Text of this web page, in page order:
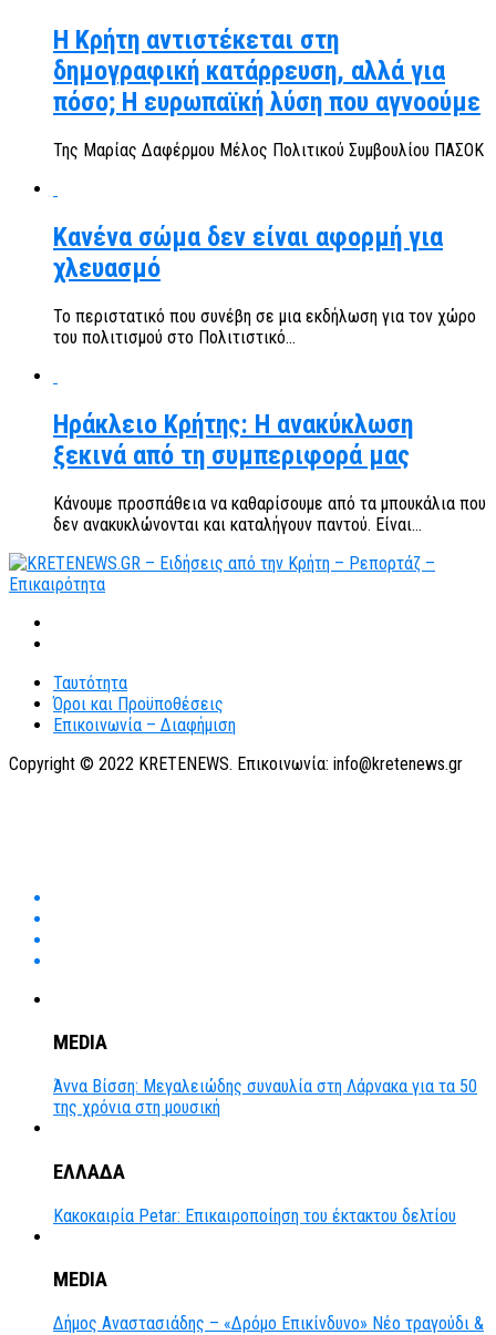
Η Κρήτη αντιστέκεται στη
δημογραφική κατάρρευση, αλλά για
πόσο; Η ευρωπαϊκή λύση που αγνοούμε
Της Μαρίας Δαφέρμου Μέλος Πολιτικού Συμβουλίου ΠΑΣΟΚ
Κανένα σώμα δεν είναι αφορμή για
χλευασμό
Το περιστατικό που συνέβη σε μια εκδήλωση για τον χώρο
του πολιτισμού στο Πολιτιστικό...
Ηράκλειο Κρήτης: Η ανακύκλωση
ξεκινά από τη συμπεριφορά μας
Κάνουμε προσπάθεια να καθαρίσουμε από τα μπουκάλια που
δεν ανακυκλώνονται και καταλήγουν παντού. Είναι...
Ταυτότητα
Όροι και Προϋποθέσεις
Επικοινωνία – Διαφήμιση
Copyright © 2022 KRETENEWS. Επικοινωνία: info@kretenews.gr
MEDIA
Άννα Βίσση: Μεγαλειώδης συναυλία στη Λάρνακα για τα 50
της χρόνια στη μουσική
ΕΛΛΑΔΑ
Κακοκαιρία Petar: Επικαιροποίηση του έκτακτου δελτίου
MEDIA
Δήμος Αναστασιάδης – «Δρόμο Επικίνδυνο» Νέο τραγούδι &